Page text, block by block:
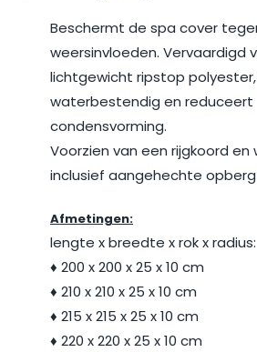
Beschermt de spa cover
weersinvloeden. Vervaardigd
lichtgewicht ripstop
waterbestendig en reduceert
condensvorming.
Voorzien van een rijgkoord
inclusief aangehechte
Afmetingen:
lengte x breedte x rok x radius:
♦ 200 x 200 x 25 x 10 cm
♦ 210 x 210 x 25 x 10 cm
♦ 215 x 215 x 25 x 10 cm
♦ 220 x 220 x 25 x 10 cm